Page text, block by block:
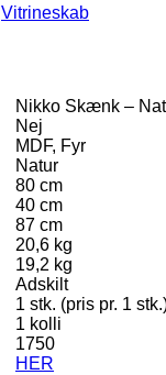
Vitrineskab
Nikko Skænk –
Nej
MDF, Fyr
Natur
80 cm
40 cm
87 cm
20,6 kg
19,2 kg
Adskilt
1 stk. (pris pr. 1
1 kolli
1750
HER